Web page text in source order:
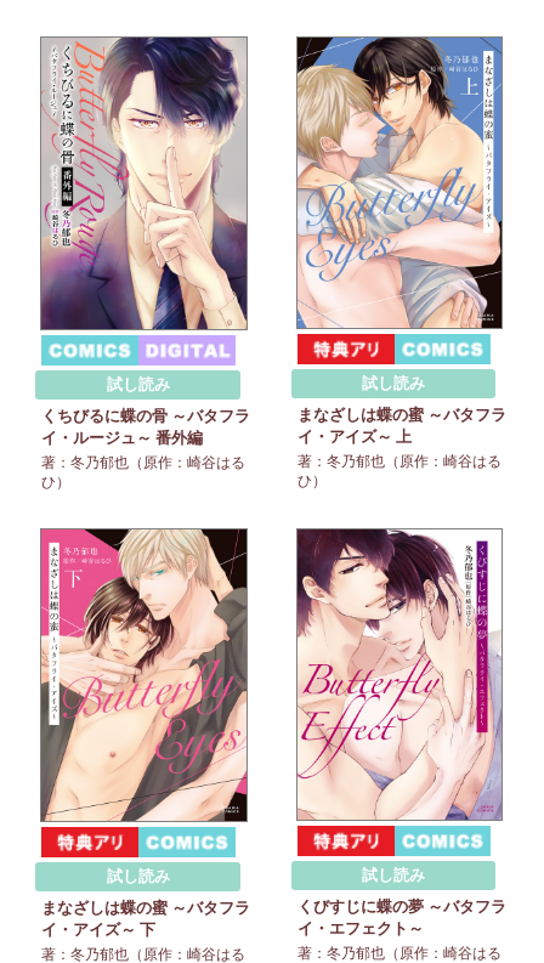
試し読み
くちびるに蝶の骨 ～バタフラ
イ・ルージュ～ 番外編
著：冬乃郁也（原作：崎谷はる
ひ）
試し読み
まなざしは蝶の蜜 ～バタフラ
イ・アイズ～ 上
著：冬乃郁也（原作：崎谷はる
ひ）
試し読み
まなざしは蝶の蜜 ～バタフラ
イ・アイズ～ 下
著：冬乃郁也（原作：崎谷はる
試し読み
くびすじに蝶の夢 ～バタフラ
イ・エフェクト～
著：冬乃郁也（原作：崎谷はる